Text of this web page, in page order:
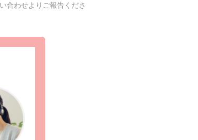
合わせよりご報告くださ